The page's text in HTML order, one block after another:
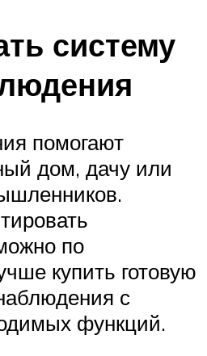
систему
помогают
дом, дачу или
по
купить готовую
с
функций.